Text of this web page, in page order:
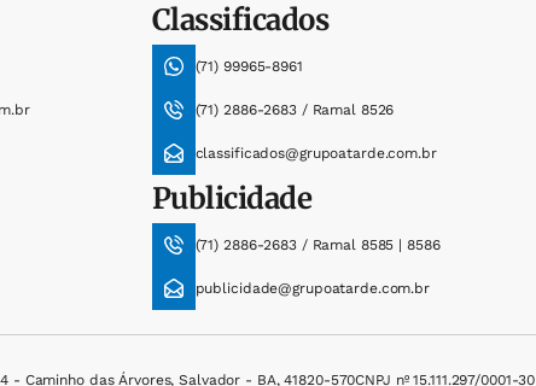
Classificados
(71) 99965-8961
(71) 2886-2683 / Ramal 8526
classificados@grupoatarde.com.br
Publicidade
(71) 2886-2683 / Ramal 8585 | 8586
publicidade@grupoatarde.com.br
- Caminho das Árvores, Salvador - BA, 41820-570CNPJ nº 15.111.297/0001-30